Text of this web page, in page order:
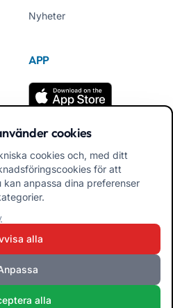
Nyheter
APP
Ladda ner APK App
Familjer
Ladda ner APK App för
1267140 - iroma@pec.it
cookies
cookies och, med ditt
för att
anpassa dina preferenser
alla
alla